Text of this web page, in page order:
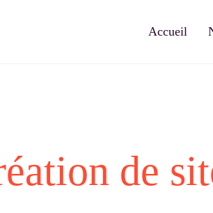
Accueil
de